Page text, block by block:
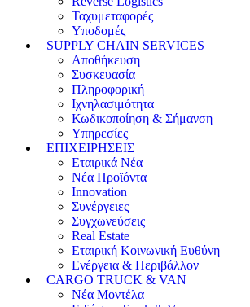
Ταχυμεταφορές
Υποδομές
SUPPLY CHAIN SERVICES
Αποθήκευση
Συσκευασία
Πληροφορική
Ιχνηλασιμότητα
Κωδικοποίηση & Σήμανση
Υπηρεσίες
ΕΠΙΧΕΙΡΗΣΕΙΣ
Εταιρικά Νέα
Νέα Προϊόντα
Innovation
Συνέργειες
Συγχωνεύσεις
Real Estate
Εταιρική Κοινωνική Ευθύνη
Ενέργεια & Περιβάλλον
CARGO TRUCK & VAN
Νέα Μοντέλα